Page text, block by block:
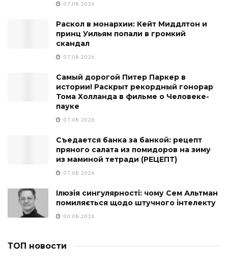
07.08.2026
Раскол в монархии: Кейт Миддлтон и
принц Уильям попали в громкий
скандал
07.08.2026
Самый дорогой Питер Паркер в
истории! Раскрыт рекордный гонорар
Тома Холланда в фильме о Человеке-
пауке
07.08.2026
Съедается банка за банкой: рецепт
пряного салата из помидоров на зиму
из маминой тетради (РЕЦЕПТ)
07.08.2026
Ілюзія сингулярності: чому Сем Альтман
помиляється щодо штучного інтелекту
06.08.2026
ТОП новости